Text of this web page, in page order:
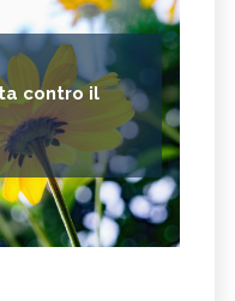
contro il